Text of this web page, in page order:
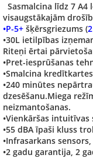
Sasmalcina līdz 7
visaugstākajām
•P-5+šķērsgriezums (
•30L ietilpības
Riteņi ērtai
•Pret-iesprūšanas
•Smalcina
•240 minūtes
dzesēšanu.Miega
neizmantošanas.
•Vienkāršas
•55 dBA īpaši kluss
•Infrasarkans
•2 gadu garantija, 2